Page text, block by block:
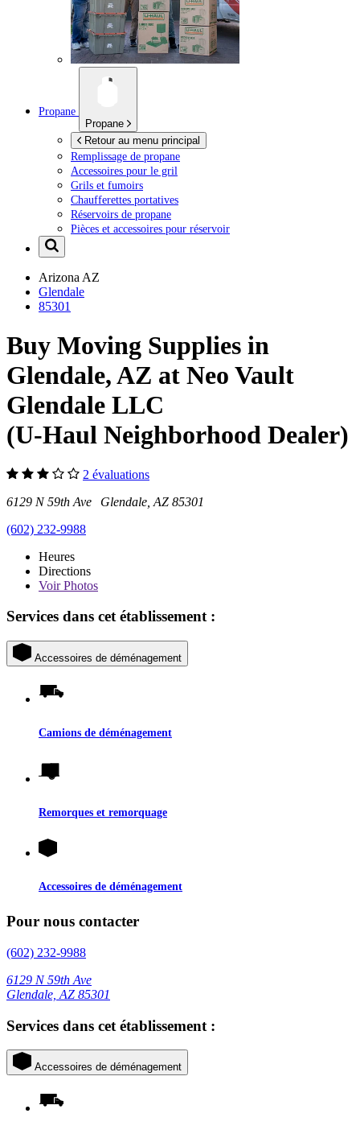
Propane
Propane
Retour au menu principal
Remplissage de propane
Accessoires pour le gril
Grils et fumoirs
Chaufferettes portatives
Réservoirs de propane
Pièces et accessoires pour réservoir
Arizona AZ
Glendale
85301
Buy Moving Supplies in
Glendale, AZ at Neo Vault
Glendale LLC
(U-Haul Neighborhood Dealer)
2 évaluations
6129 N 59th Ave Glendale, AZ 85301
(602) 232-9988
Heures
Directions
VoirPhotos
Services dans cet établissement :
Accessoires de déménagement
Camions de déménagement
Remorques et remorquage
Accessoires de déménagement
Pour nous contacter
(602) 232-9988
6129 N 59th Ave
Glendale, AZ 85301
Services dans cet établissement :
Accessoires de déménagement